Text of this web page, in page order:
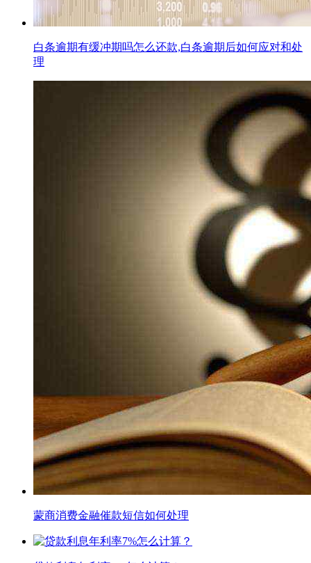
白条逾期有缓冲期吗怎么还款,白条逾期后如何应对和处
理
蒙商消费金融催款短信如何处理